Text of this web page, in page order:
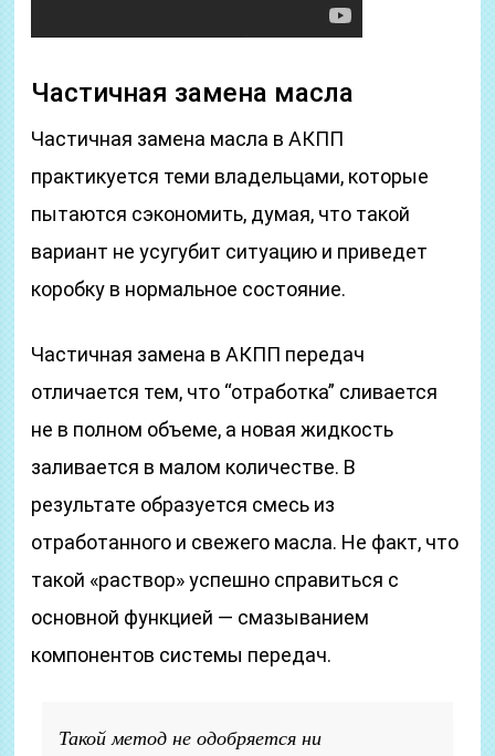
Частичная замена масла
Частичная замена масла в АКПП
практикуется теми владельцами, которые
пытаются сэкономить, думая, что такой
вариант не усугубит ситуацию и приведет
коробку в нормальное состояние.
Частичная замена в АКПП передач
отличается тем, что “отработка” сливается
не в полном объеме, а новая жидкость
заливается в малом количестве. В
результате образуется смесь из
отработанного и свежего масла. Не факт, что
такой «раствор» успешно справиться с
основной функцией — смазыванием
компонентов системы передач.
Такой метод не одобряется ни